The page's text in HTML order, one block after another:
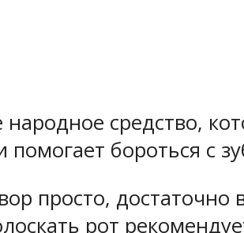
народное средство,
помогает бороться с
просто,
рот